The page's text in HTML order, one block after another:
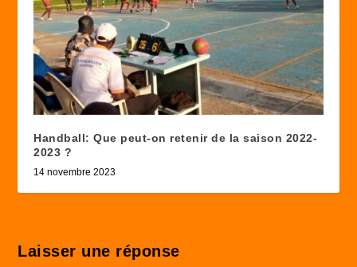
Handball: Que peut-on retenir de la saison 2022-
2023 ?
14 novembre 2023
Laisser une réponse